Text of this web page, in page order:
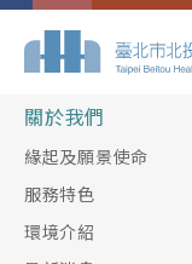
Index.php
關於我們
緣起及願景使命
服務特色
環境介紹